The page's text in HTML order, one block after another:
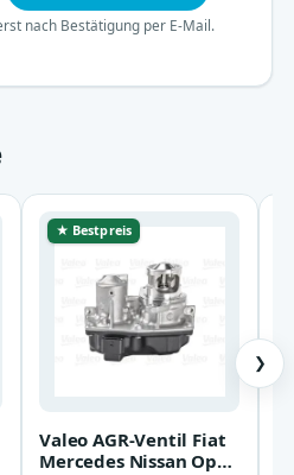
nach Bestätigung per E-Mail.
★ Bestpreis
Valeo AGR-Ventil Fiat
Mercedes Nissan Opel
❯